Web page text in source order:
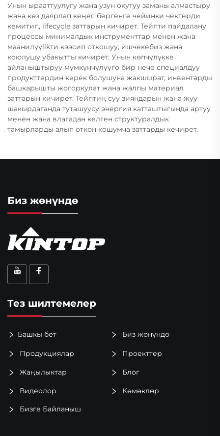
Унын ырааттуулугу жана узун окутуу заманы алмастыру
жана көз даярлап кеңес бергенге чейинки чектерди
кемитип, lifecycle заттарын кичирет. Тейпти пайдалану
процессы минималдык инструменттар менен жана
маанилүүlikти кээсип откошуу, ишчекебиз жана
коюлушу убакытты кичирет. Унын көпчүлүкке
айланыштыруу мүмкүнчүлүүгө бир нече специалдуу
продукттердин керек болушуна жакшырат, инвентарды
башкарышты жогоркулат жана жалпы материал
заттарын кичирет. Тейптиң суу зияндарын жана жуу
шакырдаганда туташуусу энергия катташтыгында артуу
менен жана влагадан келген структуралдык
тамырларды алып өткөн кошумча заттарды кечирет.
Биз жөнүндө
Тез шилтемелер
Башкы бет Биз жөнүндө
Продукциялар Проекттер
Жаңылыктар Блог
Видеолор Көмөклөр
Бизге Байланыш